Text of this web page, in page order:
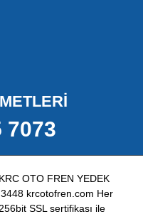
dayanımlı metal
ve korozyona karşı
stabil ve verimli
frenleme
ve diğer
yardımcı olur. Aynı
7073
OTO FREN YEDEK
krcotofren.com Her
SSL sertifikası ile